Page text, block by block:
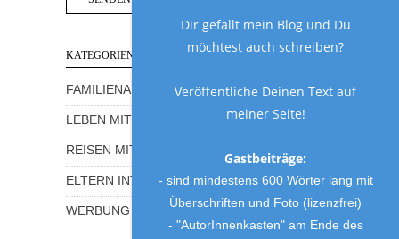
KATEGORIEN
FAMILIENALLTAG MIT HUMOR
LEBEN MIT KINDERN
REISEN MIT KINDERN
ELTERN INTERVIEWS
WERBUNG UND GEWINNSPIELE
Dir gefällt mein Blog und Du
möchtest auch schreiben?
Veröffentliche Deinen Text auf
meiner Seite!
Gastbeiträge:
- sind mindestens 600 Wörter lang mit
Überschriften und Foto (lizenzfrei)
- "AutorInnenkasten" am Ende des